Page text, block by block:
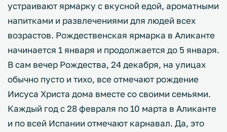
устраивают ярмарку с вкусной едой, ароматными
напитками и развлечениями для людей всех
возрастов. Рождественская ярмарка в Аликанте
начинается 1 января и продолжается до 5 января.
В сам вечер Рождества, 24 декабря, на улицах
обычно пусто и тихо, все отмечают рождение
Иисуса Христа дома вместе со своими семьями.
Каждый год с 28 февраля по 10 марта в Аликанте
и по всей Испании отмечают карнавал. Да, это